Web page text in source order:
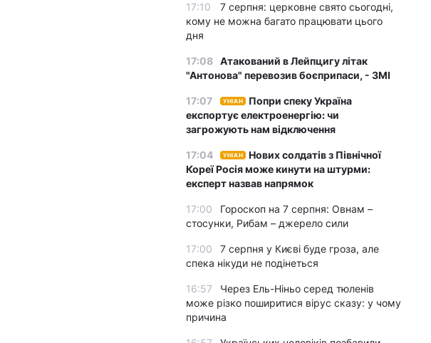
17:10
7 серпня: церковне свято сьогодні,
кому не можна багато працювати цього
дня
17:08 Атакований в Лейпцигу літак
"Антонова" перевозив боєприпаси, - ЗМІ
17:07 УНІАН
Попри спеку Україна
експортує електроенергію: чи
загрожують нам відключення
17:04 УНІАН
Нових солдатів з Північної
Кореї Росія може кинути на штурми:
експерт назвав напрямок
17:00
Гороскоп на 7 серпня: Овнам –
стосунки, Рибам – джерело сили
17:00
7 серпня у Києві буде гроза, але
спека нікуди не подінеться
16:57
Через Ель-Ніньо серед тюленів
може різко поширитися вірус сказу: у чому
причина